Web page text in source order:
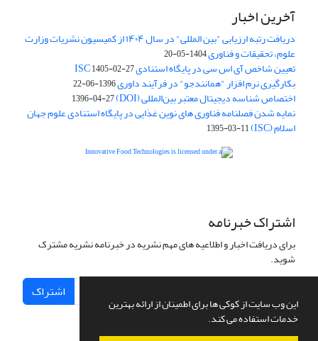
این وب سایت از کوکی ها برای اطمینان از ارائه بهترین
خدمات استفاده می کند.
آخرین اخبار
دریافت رتبه ارزیابی "بین المللی" در سال ۱۴۰۴ از کمیسیون نشریات وزارت
علوم، تحقیقات و فناوری1404-05-20
تعیین شاخص آی اس سی در پایگاه استنادی ISC1405-02-27
بکارگیری نرم افزار "همانندجو" در فرآیند داوری1396-06-22
اختصاص شناسه دیجیتال معتبر بین‌المللی (DOI) 1396-04-27
نمایه شدن فصلنامه فناوری های نوین غذایی در پایگاه استنادی علوم جهان
اسلام (ISC) 1395-03-11
اشتراک خبرنامه
برای دریافت اخبار و اطلاعیه های مهم نشریه در خبرنامه نشریه مشترک
شوید.
اشتراک